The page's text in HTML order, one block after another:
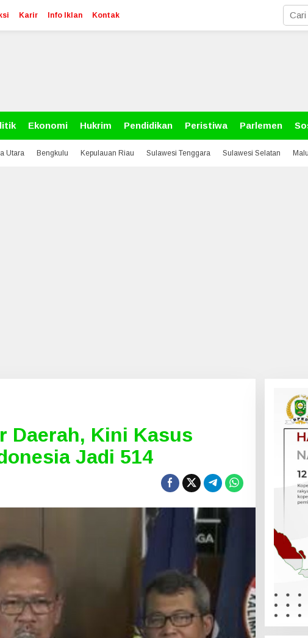
Karir Info Iklan Kontak
Ekonomi Hukrim Pendidikan Peristiwa Parlemen
Utara Bengkulu Kepulauan Riau Sulawesi Tenggara Sulawesi Selatan
Daerah, Kini Kasus
Jadi 514